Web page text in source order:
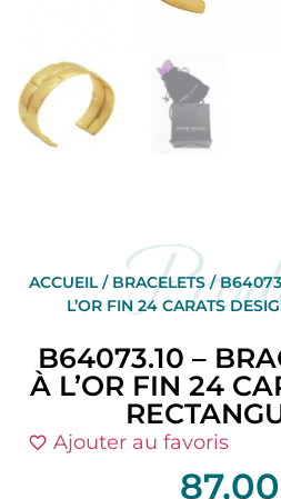
ACCUEIL/ BRACELETS/
L’OR FIN 24 CARATS
B64073.10 –
À L’OR FIN 24
Ajouter au favoris
87,00